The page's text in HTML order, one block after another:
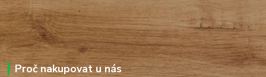
Proč nakupovat u nás